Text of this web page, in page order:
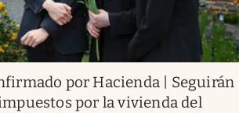
por Hacienda | Seguirán
por la vivienda del